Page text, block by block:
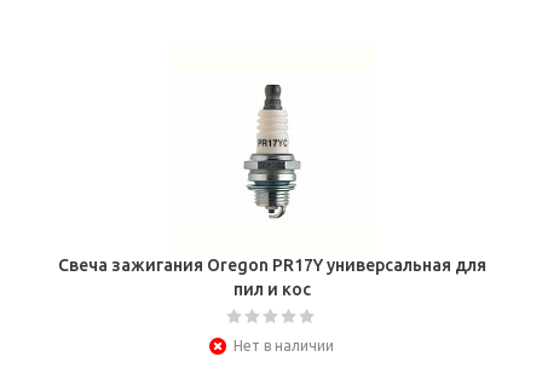
Свеча зажигания Oregon PR17Y универсальная для
пил и кос
Нет в наличии